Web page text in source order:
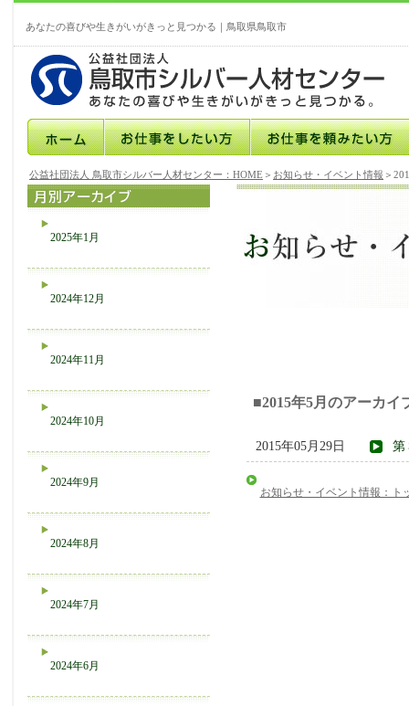
あなたの喜びや生きがいがきっと見つかる｜鳥取県鳥取市
公益社団法人 鳥取市シルバー人材センター：HOME ＞ お知らせ・イベント情報 ＞
■2015年5月のアーカイ
2015年05月29日 第
お知らせ・イベント情報：ト
2025年1月
2024年12月
2024年11月
2024年10月
2024年9月
2024年8月
2024年7月
2024年6月